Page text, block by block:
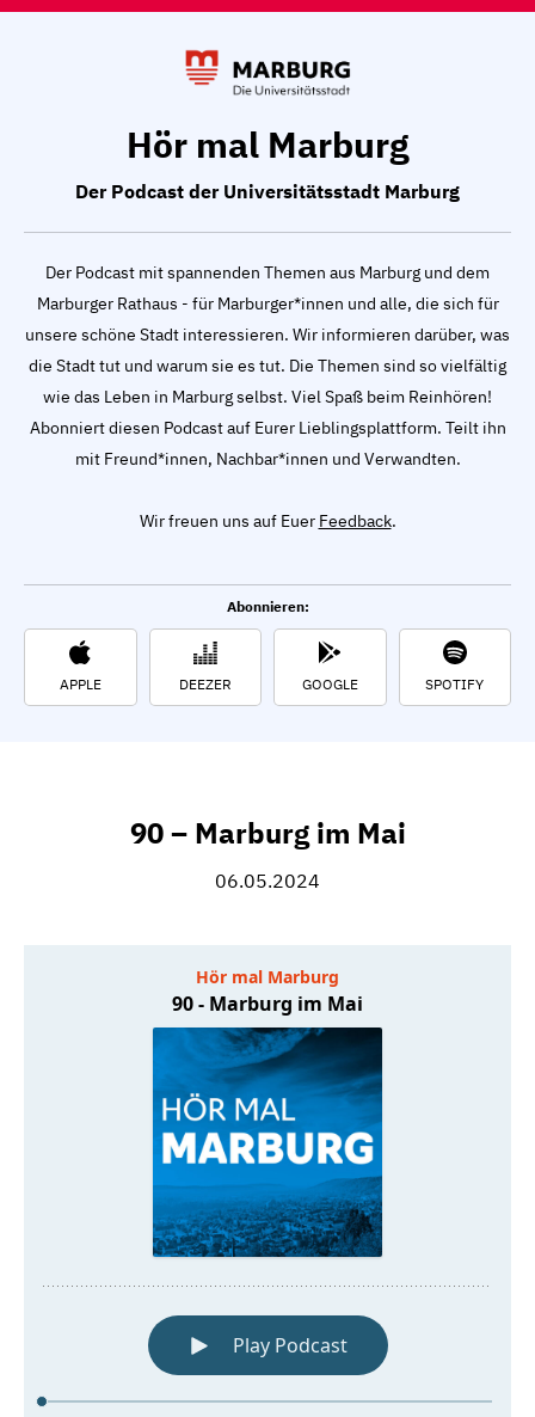
Hör mal Marburg
Der Podcast der Universitätsstadt Marburg
Der Podcast mit spannenden Themen aus Marburg und dem
Marburger Rathaus - für Marburger*innen und alle, die sich für
unsere schöne Stadt interessieren. Wir informieren darüber, was
die Stadt tut und warum sie es tut. Die Themen sind so vielfältig
wie das Leben in Marburg selbst. Viel Spaß beim Reinhören!
Abonniert diesen Podcast auf Eurer Lieblingsplattform. Teilt ihn
mit Freund*innen, Nachbar*innen und Verwandten.
Wir freuen uns auf Euer Feedback.
Abonnieren:
APPLE DEEZER GOOGLE SPOTIFY
90 – Marburg im Mai
06.05.2024